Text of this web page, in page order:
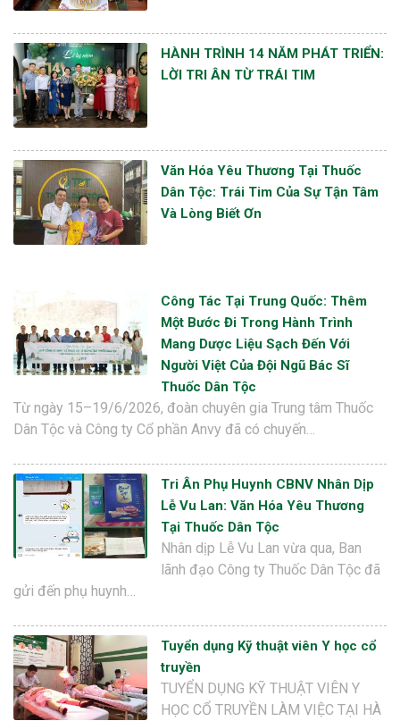
HÀNH TRÌNH 14 NĂM PHÁT TRIỂN:
LỜI TRI ÂN TỪ TRÁI TIM
Văn Hóa Yêu Thương Tại Thuốc
Dân Tộc: Trái Tim Của Sự Tận Tâm
Và Lòng Biết Ơn
Công Tác Tại Trung Quốc: Thêm
Một Bước Đi Trong Hành Trình
Mang Dược Liệu Sạch Đến Với
Người Việt Của Đội Ngũ Bác Sĩ
Thuốc Dân Tộc
Từ ngày 15–19/6/2026, đoàn chuyên gia Trung tâm Thuốc
Dân Tộc và Công ty Cổ phần Anvy đã có chuyến…
Tri Ân Phụ Huynh CBNV Nhân Dịp
Lễ Vu Lan: Văn Hóa Yêu Thương
Tại Thuốc Dân Tộc
Nhân dịp Lễ Vu Lan vừa qua, Ban
lãnh đạo Công ty Thuốc Dân Tộc đã
gửi đến phụ huynh…
Tuyển dụng Kỹ thuật viên Y học cổ
truyền
TUYỂN DỤNG KỸ THUẬT VIÊN Y
HỌC CỔ TRUYỀN LÀM VIỆC TẠI HÀ